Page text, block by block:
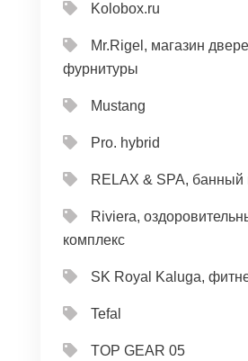
Kolobox.ru
Mr.Rigel, магазин
фурнитуры
Mustang
Pro. hybrid
RELAX & SPA, банный
Riviera,
комплекс
SK Royal Kaluga,
Tefal
TOP GEAR 05